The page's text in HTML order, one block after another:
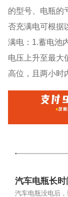
的型号、电瓶的
否充满电可根据
满电：1.蓄电池
电压上升至最大
高位，且两小时
汽车电瓶长
长时间
汽车电瓶没电后